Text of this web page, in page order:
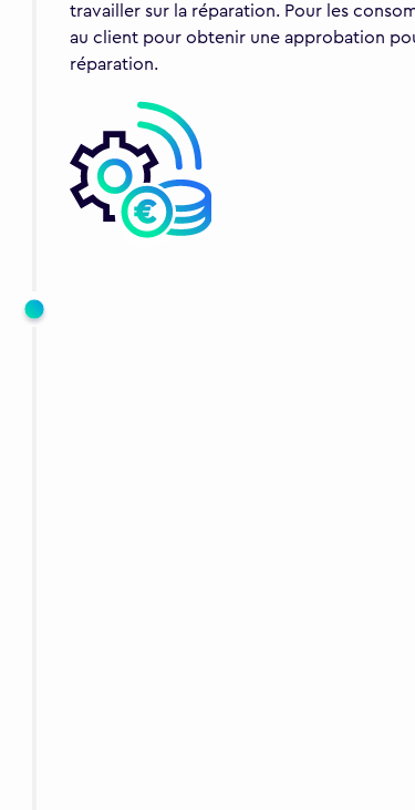
travailler sur la réparation. Pour les
au client pour obtenir une approbation
réparation.